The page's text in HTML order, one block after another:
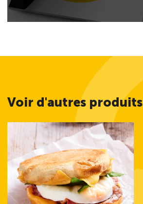
Voir d'autres produits